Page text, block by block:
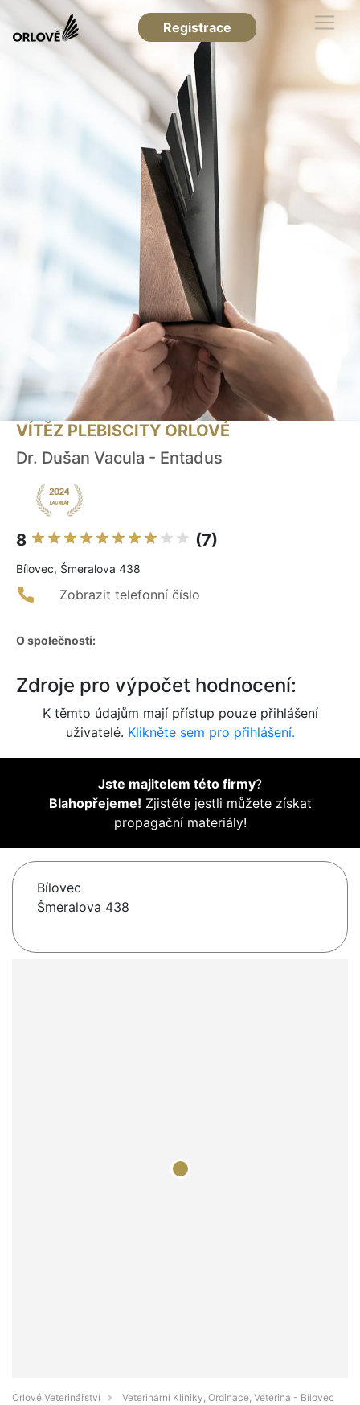
Registrace
VÍTĚZ PLEBISCITY ORLOVÉ
Dr. Dušan Vacula - Entadus
8 (7)
Bílovec, Šmeralova 438
Zobrazit telefonní číslo
O společnosti:
Zdroje pro výpočet hodnocení:
K těmto údajům mají přístup pouze přihlášení
uživatelé. Klikněte sem pro přihlášení.
Jste majitelem této firmy?
Blahopřejeme! Zjistěte jestli můžete získat
propagační materiály!
Bílovec
Šmeralova 438
Orlové Veterinářství
Veterinární Kliniky, Ordinace, Veterina - Bílovec